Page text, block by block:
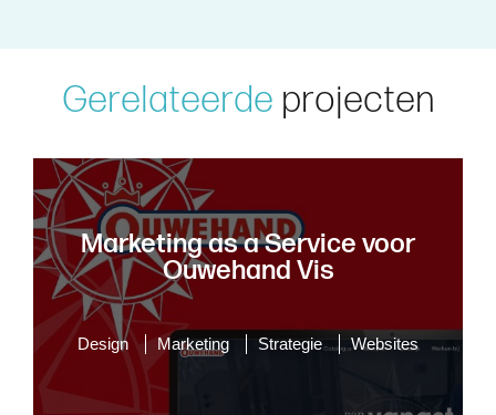
Gerelateerde projecten
Marketing as a Service voor
Ouwehand Vis
Design Marketing Strategie Websites